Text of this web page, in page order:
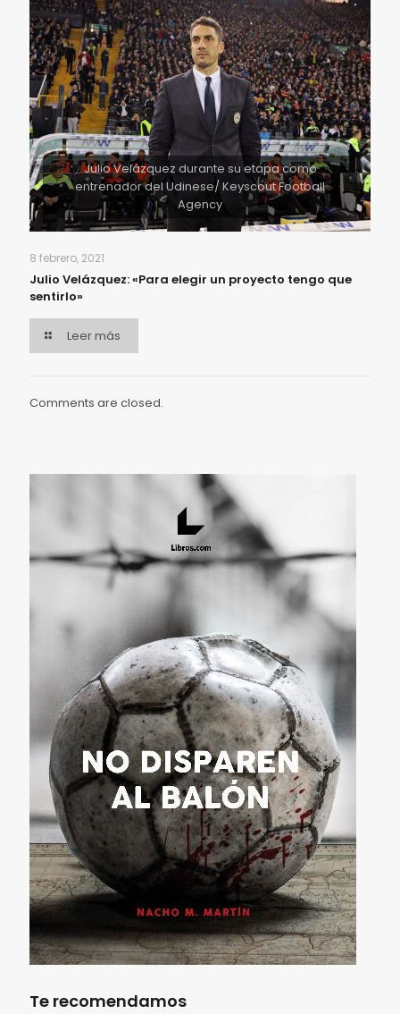
Julio Velázquez durante su etapa como
entrenador del Udinese/ Keyscout Football
Agency
8 febrero, 2021
Julio Velázquez: «Para elegir un proyecto tengo que
sentirlo»
Leer más
Comments are closed.
Te recomendamos